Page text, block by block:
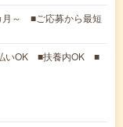
月～ ■ご応募から最短
いOK ■扶養内OK ■